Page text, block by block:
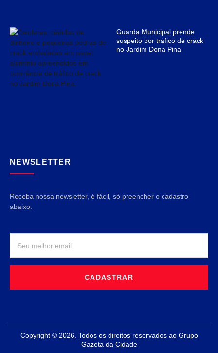
Guarda Municipal prende
suspeito por tráfico de crack
no Jardim Dona Pina
NEWSLETTER
Receba nossa newsletter, é fácil, só preencher o cadastro
abaixo.
CADASTRAR
Copyright © 2026. Todos os direitos reservados ao Grupo
Gazeta da Cidade